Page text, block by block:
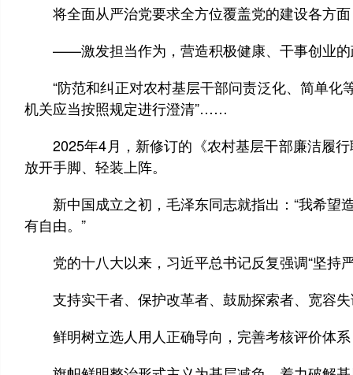
将全面从严治党要求全方位覆盖党的建设各方面
——激发担当作为，营造积极健康、干事创业的
“防范和纠正对农村基层干部问责泛化、简单化
机关应当按照规定进行澄清”……
2025年4月，新修订的《农村基层干部廉洁履行
放开手脚、轻装上阵。
新中国成立之初，毛泽东同志就指出：“我希望
有自由。”
党的十八大以来，习近平总书记反复强调“坚持
支持实干者、保护改革者、鼓励探索者、宽容失
鲜明树立选人用人正确导向，完善考核评价体系